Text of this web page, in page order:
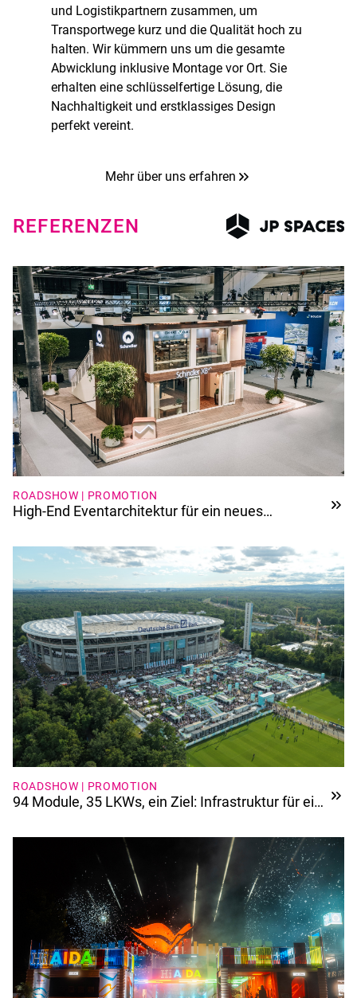
und Logistikpartnern zusammen, um
Transportwege kurz und die Qualität hoch zu
halten. Wir kümmern uns um die gesamte
Abwicklung inklusive Montage vor Ort. Sie
erhalten eine schlüsselfertige Lösung, die
Nachhaltigkeit und erstklassiges Design
perfekt vereint.
Mehr über uns erfahren
REFERENZEN
ROADSHOW | PROMOTION
High-End Eventarchitektur für ein neues
ROADSHOW | PROMOTION
94 Module, 35 LKWs, ein Ziel: Infrastruktur für ein